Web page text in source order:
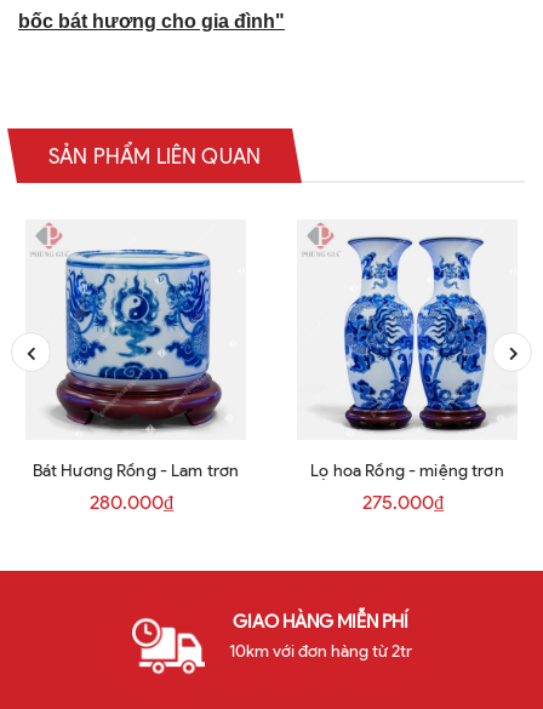
bốc bát hương cho gia đình"
SẢN PHẨM LIÊN QUAN
Bát Hương Rồng - Lam trơn
280.000₫
Lọ hoa Rồng - miệng trơn
275.000₫
GIAO HÀNG MIỄN PHÍ
10km với đơn hàng từ 2tr